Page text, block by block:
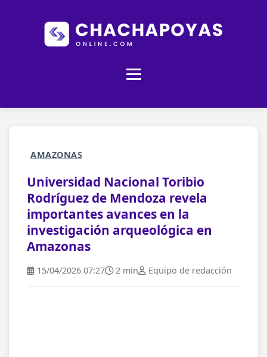
AMAZONAS
Universidad Nacional Toribio
Rodríguez de Mendoza revela
importantes avances en la
investigación arqueológica en
Amazonas
15/04/2026 07:27 2 min Equipo de redacción